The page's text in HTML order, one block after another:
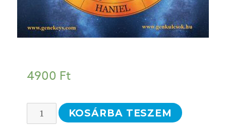
4900 Ft
Hét
KOSÁRBA TESZEM